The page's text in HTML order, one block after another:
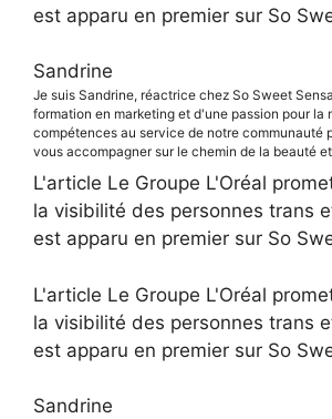
est apparu en premier sur So
Sandrine
Je suis Sandrine, réactrice chez So Sweet
formation en marketing et d'une passion pour la
compétences au service de notre communauté
vous accompagner sur le chemin de la beauté
L'article Le Groupe L'Oréal
la visibilité des personnes trans
est apparu en premier sur So
L'article Le Groupe L'Oréal
la visibilité des personnes trans
est apparu en premier sur So
Sandrine